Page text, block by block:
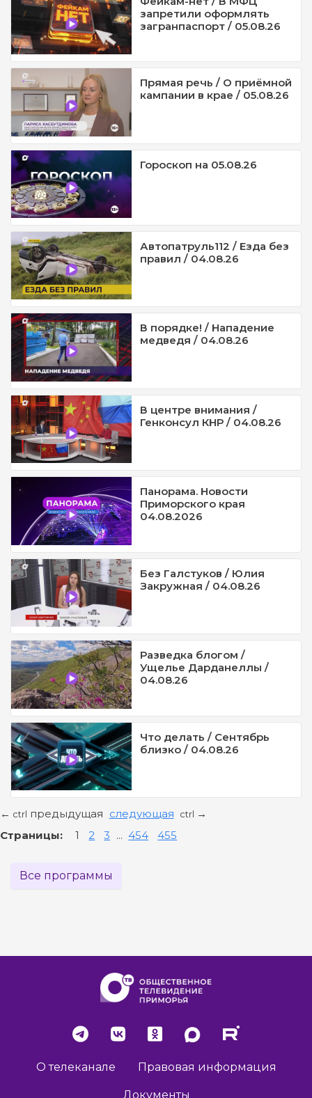
запретили оформлять
загранпаспорт / 05.08.26
Прямая речь / О приёмной
кампании в крае / 05.08.26
Гороскоп на 05.08.26
Автопатруль112 / Езда без
правил / 04.08.26
В порядке! / Нападение
медведя / 04.08.26
В центре внимания /
Генконсул КНР / 04.08.26
Панорама. Новости
Приморского края
04.08.2026
Без Галстуков / Юлия
Закружная / 04.08.26
Разведка блогом /
Ущелье Дарданеллы /
04.08.26
Что делать / Сентябрь
близко / 04.08.26
← ctrl предыдущая следующая ctrl →
Страницы: 1 2 3 ... 454 455
Все программы
О телеканале Правовая информация
Документы